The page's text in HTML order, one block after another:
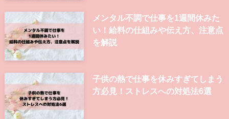
メンタル不調で仕事を1週間休みた
い！給料の仕組みや伝え方、注意点
を解説
子供の熱で仕事を休みすぎてしまう
方必見！ストレスへの対処法6選